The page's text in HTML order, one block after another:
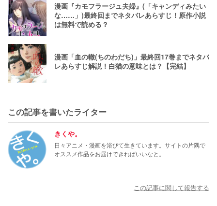
漫画『カモフラージュ夫婦』(「キャンディみたい
な……」)最終回までネタバレあらすじ！原作小説
は無料で読める？
漫画「血の轍(ちのわだち)」最終回17巻までネタバ
レあらすじ解説！白猫の意味とは？【完結】
この記事を書いたライター
きくや。
日々アニメ・漫画を浴びて生きています。サイトの片隅で
オススメ作品をお届けできればいいなと。
この記事に関して報告する